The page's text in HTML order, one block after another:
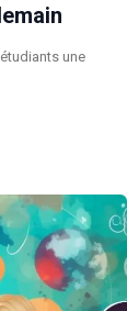
une